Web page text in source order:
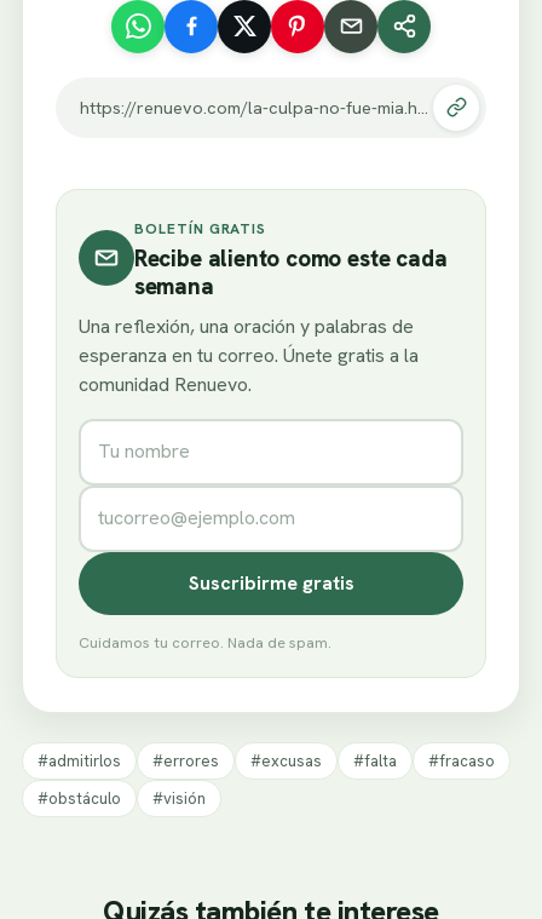
https://renuevo.com/la-culpa-no-fue-mia.html
BOLETÍN GRATIS
Recibe aliento como este cada
semana
Una reflexión, una oración y palabras de
esperanza en tu correo. Únete gratis a la
comunidad Renuevo.
Nombre
Correo electrónico
Suscribirme gratis
Cuidamos tu correo. Nada de spam.
#admitirlos #errores #excusas #falta
#fracaso
#obstáculo
#visión
Quizás también te interese